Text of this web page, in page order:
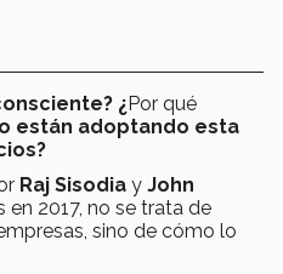
¿Por qué
están adoptando esta
Raj Sisodia y John
en 2017, no se trata de
sino de cómo lo